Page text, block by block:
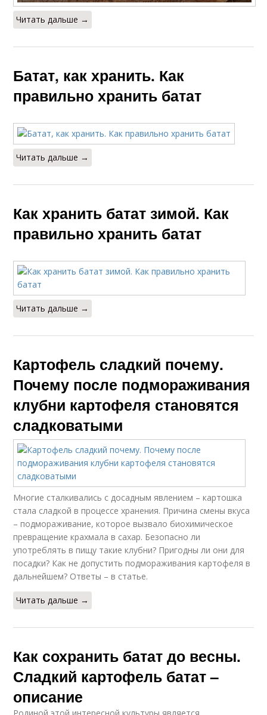
Читать дальше →
Батат, как хранить. Как
правильно хранить батат
Читать дальше →
Как хранить батат зимой. Как
правильно хранить батат
Читать дальше →
Картофель сладкий почему.
Почему после подмораживания
клубни картофеля становятся
сладковатыми
Многие сталкивались с досадным явлением – картошка
стала сладкой в процессе хранения. Причина смены вкуса
– подмораживание, которое вызвало биохимическое
превращение крахмала в сахар. Безопасно ли
употреблять в пищу такие клубни? Пригодны ли они для
посадки? Как не допустить подмораживания картофеля в
дальнейшем? Ответы – в статье.
Читать дальше →
Как сохранить батат до весны.
Сладкий картофель батат –
описание